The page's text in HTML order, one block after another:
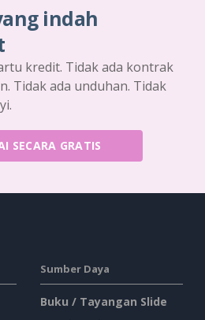
indah
kredit. Tidak ada kontrak
Tidak ada unduhan. Tidak
SECARA GRATIS
Sumber Daya
Buku / Tayangan Slide